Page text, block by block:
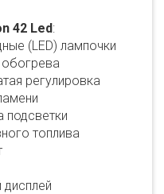
42 Led:
(LED) лампочки
регулировка
подсветки
топлива